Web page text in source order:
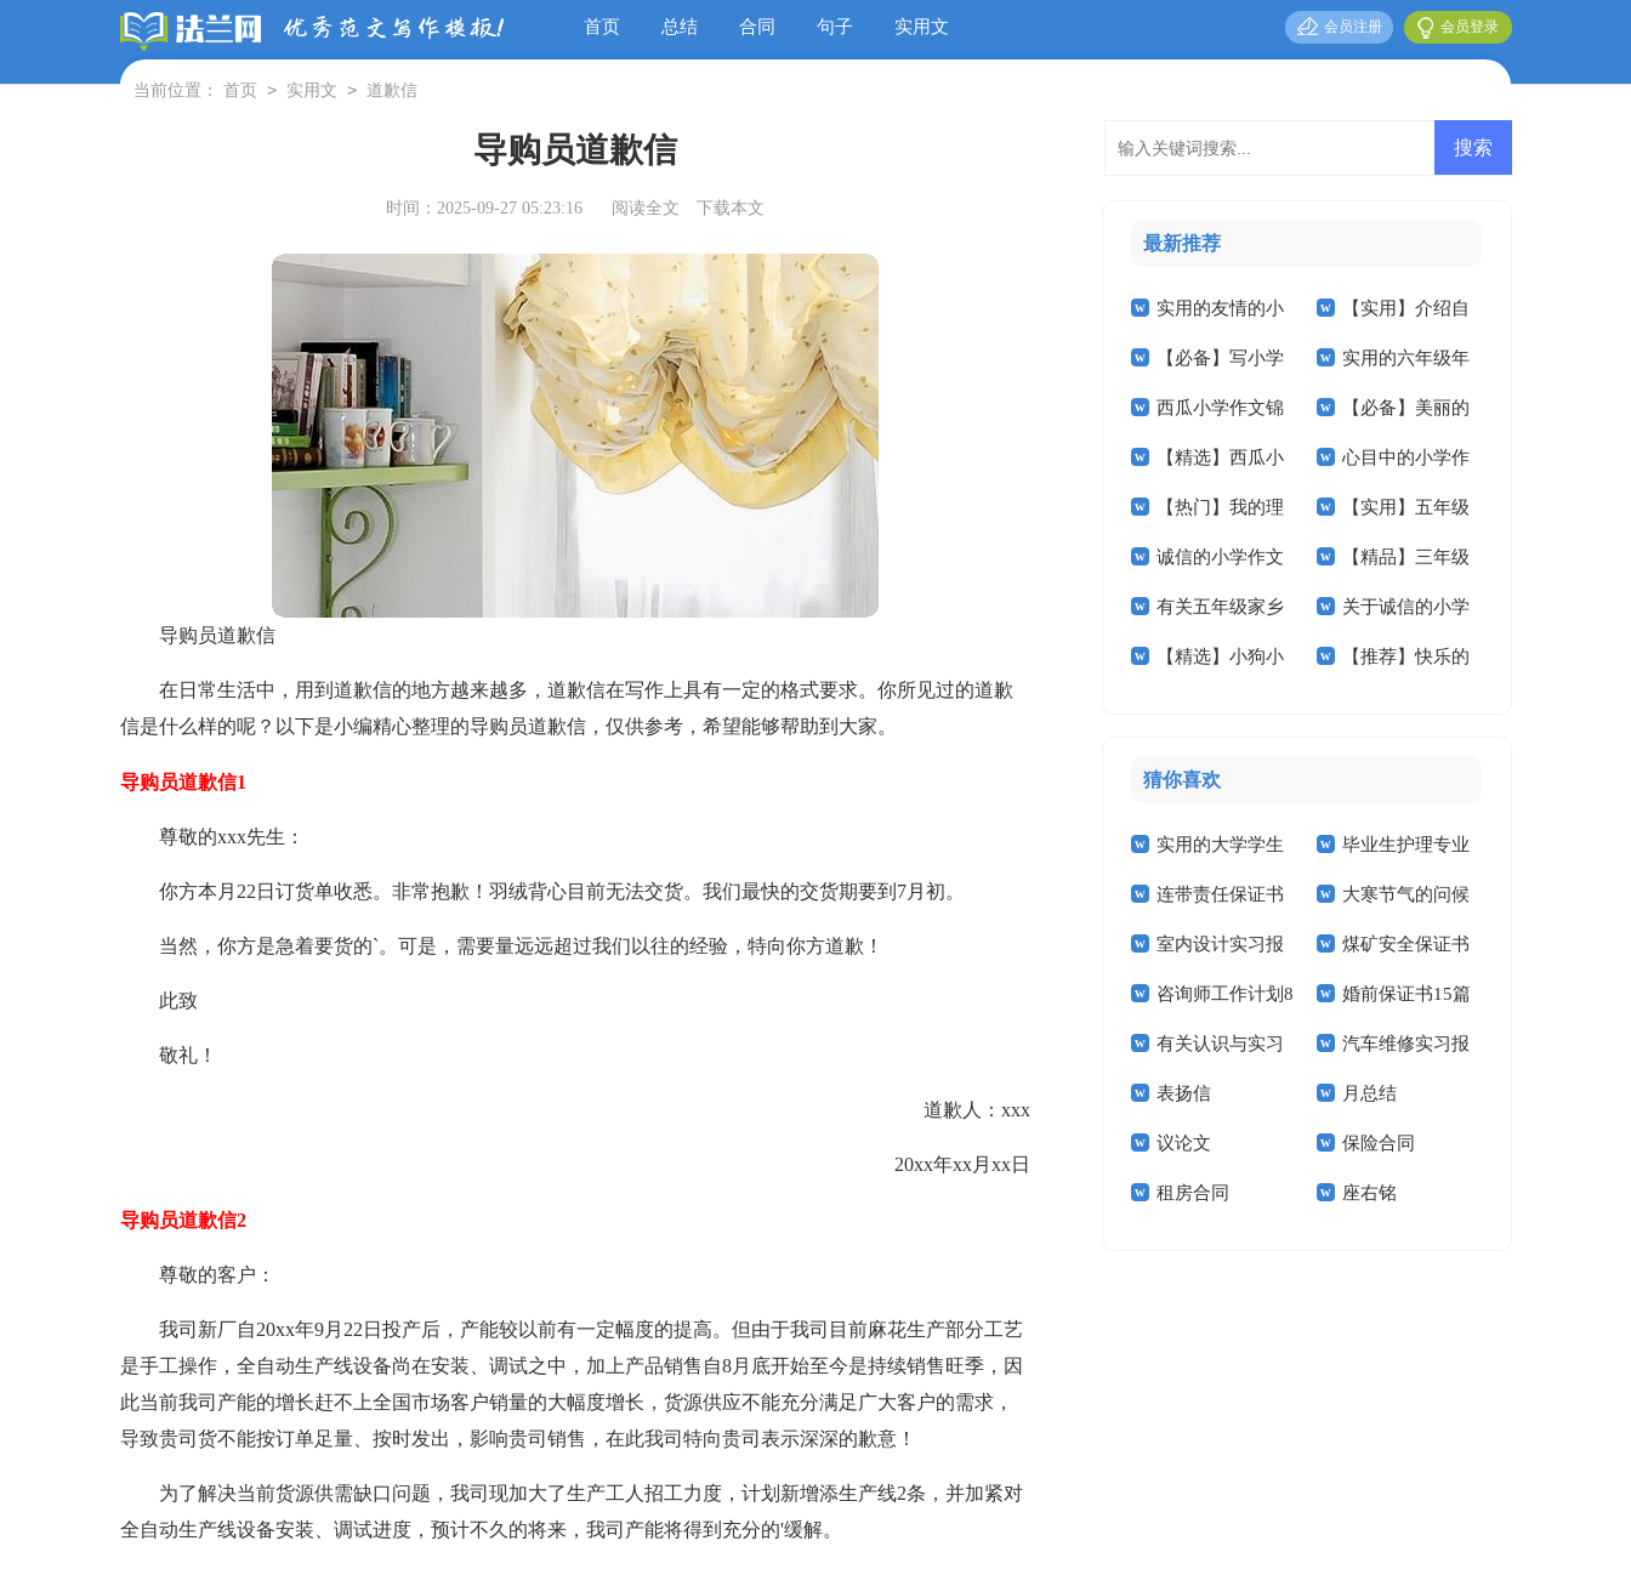
首页 总结 合同 句子 实用文 会员登录
会员注册
当前位置： 首页 > 实用文 > 道歉信
导购员道歉信
时间：2025-09-27 05:23:16 阅读全文 下载本文
导购员道歉信
在日常生活中，用到道歉信的地方越来越多，道歉信在写作上具有一定的格式要求。你所见过的道歉
信是什么样的呢？以下是小编精心整理的导购员道歉信，仅供参考，希望能够帮助到大家。
导购员道歉信1
尊敬的xxx先生：
你方本月22日订货单收悉。非常抱歉！羽绒背心目前无法交货。我们最快的交货期要到7月初。
当然，你方是急着要货的`。可是，需要量远远超过我们以往的经验，特向你方道歉！
此致
敬礼！
道歉人：xxx
20xx年xx月xx日
导购员道歉信2
尊敬的客户：
我司新厂自20xx年9月22日投产后，产能较以前有一定幅度的提高。但由于我司目前麻花生产部分工艺
是手工操作，全自动生产线设备尚在安装、调试之中，加上产品销售自8月底开始至今是持续销售旺季，因
此当前我司产能的增长赶不上全国市场客户销量的大幅度增长，货源供应不能充分满足广大客户的需求，
导致贵司货不能按订单足量、按时发出，影响贵司销售，在此我司特向贵司表示深深的歉意！
为了解决当前货源供需缺口问题，我司现加大了生产工人招工力度，计划新增添生产线2条，并加紧对
全自动生产线设备安装、调试进度，预计不久的将来，我司产能将得到充分的'缓解。
最新推荐
实用的友情的小
学作文七篇
【实用】介绍自
己小学作文9篇
【必备】写小学
的作文七篇
实用的六年级年
的作文300字汇编6
篇
西瓜小学作文锦
集九篇
【必备】美丽的
小学作文六篇
【精选】西瓜小
学作文合集七篇
心目中的小学作
文4篇
【热门】我的理
想小学作文4篇
【实用】五年级
家乡的作文锦集六篇
诚信的小学作文
汇总六篇
【精品】三年级
秋天作文四篇
有关五年级家乡
的作文集锦6篇
关于诚信的小学
作文合集10篇
【精选】小狗小 【推荐】快乐的
猜你喜欢
实用的大学学生
实习报告范文锦集六
篇
毕业生护理专业
求职信精选15篇
连带责任保证书 大寒节气的问候
祝福语
室内设计实习报
告汇编15篇
煤矿安全保证书
(15篇)
咨询师工作计划8
篇
婚前保证书15篇
有关认识与实习
报告模板集锦十篇
汽车维修实习报
告(汇编15篇)
表扬信 月总结
议论文 保险合同
租房合同 座右铭